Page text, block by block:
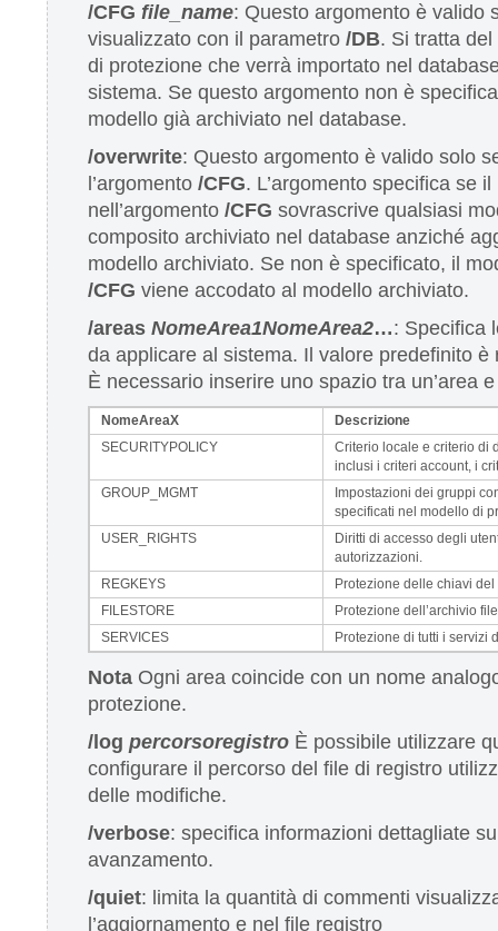
/CFG file_name: Questo argomento è valido
visualizzato con il parametro /DB. Si tratta
di protezione che verrà importato nel
sistema. Se questo argomento non è
modello già archiviato nel database.
/overwrite: Questo argomento è valido solo
l’argomento /CFG. L’argomento specifica se
nell’argomento /CFG sovrascrive qualsiasi
composito archiviato nel database anziché
modello archiviato. Se non è specificato, il
/CFG viene accodato al modello archiviato.
/areas NomeArea1NomeArea2…: Specifica
da applicare al sistema. Il valore predefinito è
È necessario inserire uno spazio tra un’area e
NomeAreaX
Descrizione
SECURITYPOLICY
Criterio locale e criterio di
inclusi i criteri account, i
GROUP_MGMT
Impostazioni dei gruppi
specificati nel modello di
USER_RIGHTS
Diritti di accesso degli
autorizzazioni.
REGKEYS
Protezione delle chiavi
FILESTORE
Protezione dell’archivio
SERVICES
Protezione di tutti i servizi
Nota Ogni area coincide con un nome
protezione.
/log percorsoregistro È possibile utilizzare
configurare il percorso del file di registro
delle modifiche.
/verbose: specifica informazioni dettagliate
avanzamento.
/quiet: limita la quantità di commenti
l’aggiornamento e nel file registro